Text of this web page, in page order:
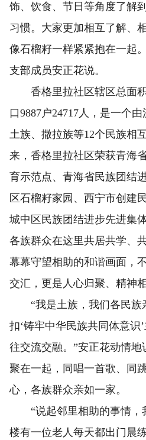
饰、饮食、节日等角度了解
习惯。大家更加相互了解、
像石榴籽一样紧紧抱在一起
支部成员安正花说。
香格里拉社区辖区总面积
口9887户24717人，是一个
土族、撒拉族等12个民族相
来，香格里拉社区荣获青海
育示范点、青海省民族团结
区石榴籽家园、西宁市创建
城中区民族团结进步先进集
各族群众在这里共居共学、
幕幕守望相助的和谐画面，
交汇，更是人心归聚、精神
“我是土族，我们各民族
扣‘铸牢中华民族共同体意识
往交流交融。”安正花动情
聚在一起，同唱一首歌、同
心，各族群众亲如一家。
“说起邻里相助的事情，
楼有一位老人每天都出门晨